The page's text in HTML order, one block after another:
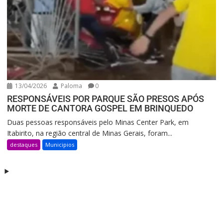
13/04/2026 Paloma 0
RESPONSÁVEIS POR PARQUE SÃO PRESOS APÓS
MORTE DE CANTORA GOSPEL EM BRINQUEDO
Duas pessoas responsáveis pelo Minas Center Park, em
Itabirito, na região central de Minas Gerais, foram...
destaques Municipios